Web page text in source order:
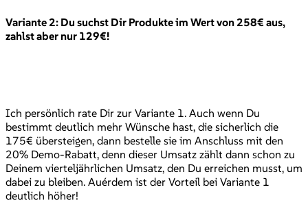
Variante 2: Du suchst Dir Produkte im Wert von 258€ aus,
zahlst aber nur 129€!
Ich persönlich rate Dir zur Variante 1. Auch wenn Du
bestimmt deutlich mehr Wünsche hast, die sicherlich die
175€ übersteigen, dann bestelle sie im Anschluss mit den
20% Demo-Rabatt, denn dieser Umsatz zählt dann schon zu
Deinem vierteljährlichen Umsatz, den Du erreichen musst, um
dabei zu bleiben. Auérdem ist der Vorteil bei Variante 1
deutlich höher!